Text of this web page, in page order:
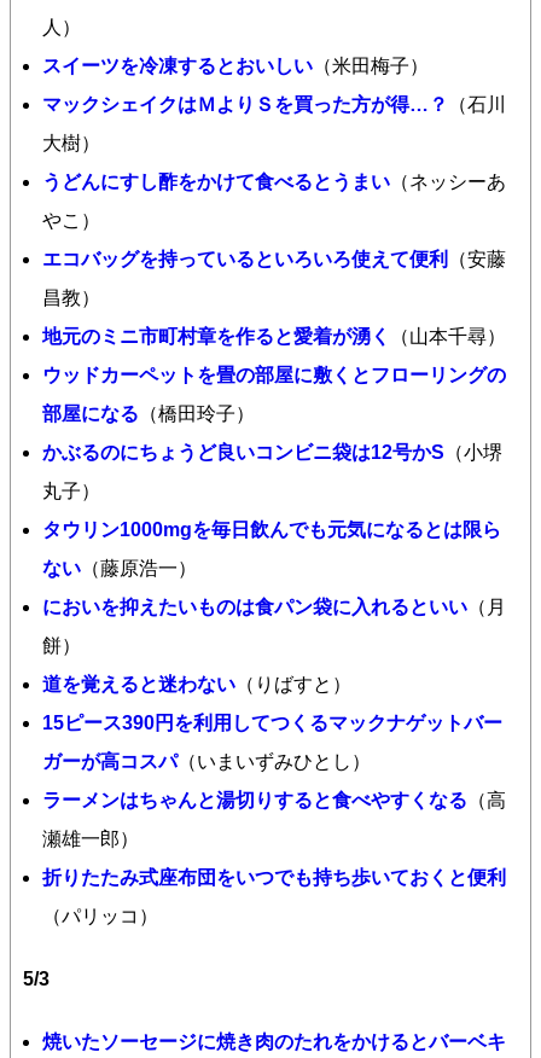
人）
スイーツを冷凍するとおいしい （米田梅子）
マックシェイクはＭよりＳを買った方が得…？
（石川
大樹）
うどんにすし酢をかけて食べるとうまい （ネッシーあ
やこ）
エコバッグを持っているといろいろ使えて便利
（安藤
昌教）
地元のミニ市町村章を作ると愛着が湧く
（山本千尋）
ウッドカーペットを畳の部屋に敷くとフローリングの
部屋になる （橋田玲子）
かぶるのにちょうど良いコンビニ袋は12号かS （小堺
丸子）
タウリン1000mgを毎日飲んでも元気になるとは限ら
ない （藤原浩一）
においを抑えたいものは食パン袋に入れるといい （月
餅）
道を覚えると迷わない （りばすと）
15ピース390円を利用してつくるマックナゲットバー
ガーが高コスパ（いまいずみひとし）
ラーメンはちゃんと湯切りすると食べやすくなる （高
瀬雄一郎）
折りたたみ式座布団をいつでも持ち歩いておくと便利
（パリッコ）
5/3
焼いたソーセージに焼き肉のたれをかけるとバーベキ